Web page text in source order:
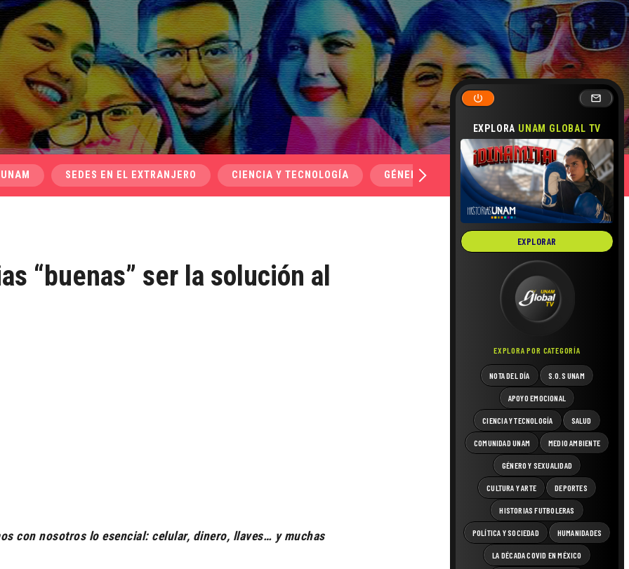
EXPLORA UNAM GLOBAL TV
EXPLORAR
EXPLORA POR CATEGORÍA
NOTA DEL DÍA S.O.S UNAM
APOYO EMOCIONAL
CIENCIA Y TECNOLOGÍA SALUD
COMUNIDAD UNAM MEDIO AMBIENTE
GÉNERO Y SEXUALIDAD
CULTURA Y ARTE DEPORTES
HISTORIAS FUTBOLERAS
POLÍTICA Y SOCIEDAD HUMANIDADES
LA DÉCADA COVID EN MÉXICO
SEDES EN EL EXTRANJERO CIENCIA Y TECNOLOGÍA GÉNERO Y SEXUALIDAD SALUD
“buenas” ser la solución al
con nosotros lo esencial: celular, dinero, llaves… y muchas